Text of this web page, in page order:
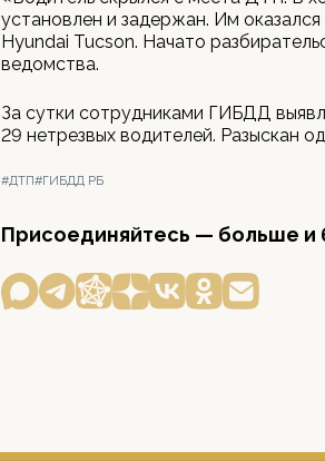
установлен и задержан. Им
Hyundai Tucson. Начато
ведомства.
За сутки сотрудниками ГИБДД
29 нетрезвых водителей. Разыскан
#ДТП#ГИБДД РБ
Присоединяйтесь — больше и